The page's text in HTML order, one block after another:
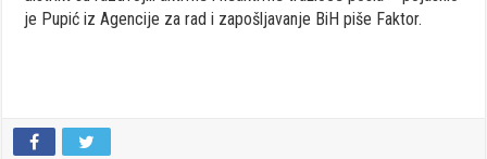
je Pupić iz Agencije za rad i zapošljavanje BiH piše Faktor.